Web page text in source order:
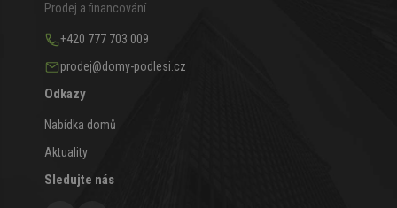
Prodej a financování
+420 777 703 009
prodej@domy-podlesi.cz
Odkazy
Nabídka domů
Aktuality
Sledujte nás